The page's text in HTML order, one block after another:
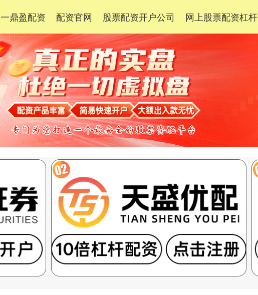
一鼎盈配资 配资官网 股票配资开户公司 网上股票配资杠杆